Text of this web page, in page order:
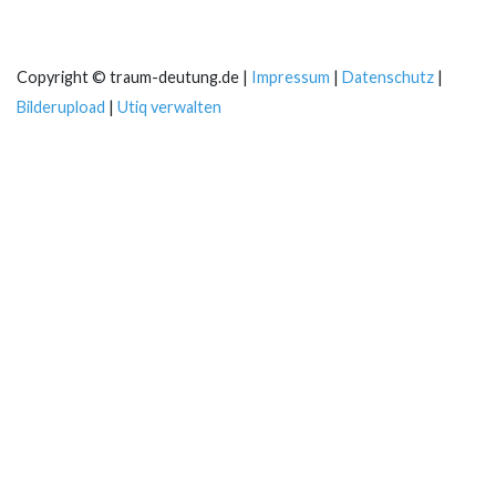
Copyright © traum-deutung.de | Impressum | Datenschutz |
Bilderupload | Utiq verwalten